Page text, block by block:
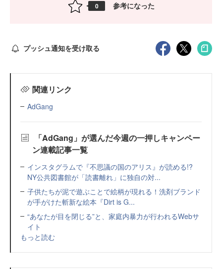
0 参考になった
プッシュ通知を受け取る
関連リンク
AdGang
「AdGang」が選んだ今週の一押しキャンペー
ン連載記事一覧
インスタグラムで『不思議の国のアリス』が読める!?
NY公共図書館が「読書離れ」に独自の対...
子供たちが泥で遊ぶことで絵柄が現れる！洗剤ブランド
が手がけた斬新な絵本『Dirt is G...
“あなたが目を閉じる”と、家庭内暴力が行われるWebサ
イト
もっと読む